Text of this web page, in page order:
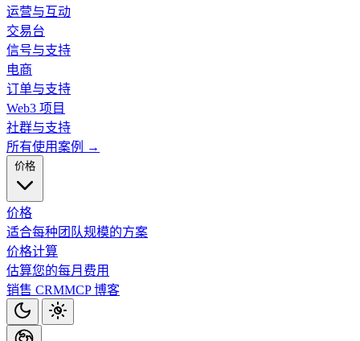
运营与互动
交易台
信号与支持
电商
订单与支持
Web3 项目
社群与支持
所有使用案例 →
价格
价格
适合每种团队规模的方案
价格计算
估算您的每月费用
销售 CRMMCP博客